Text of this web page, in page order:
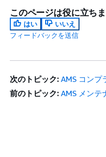
このページは役に立ち
はい
いいえ
フィードバックを送信
次のトピック: AMS コンプ
前のトピック: AMS メンテ